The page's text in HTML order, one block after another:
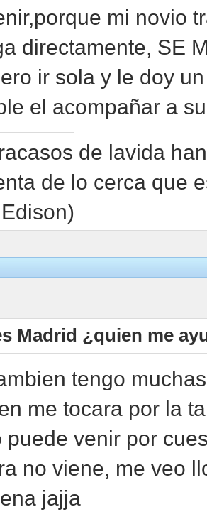
mi novio
directamente, SE
ir sola y le doy
el acompañar a
de lavida
de lo cerca que
Madrid ¿quien me
tengo
me tocara por la
puede venir por
no viene, me veo
jajja